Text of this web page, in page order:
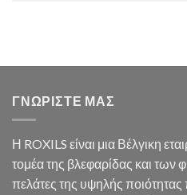
ΓΝΩΡΙΣΤΕ ΜΑΣ
Η ROXILS είναι μια Βέλγικη
τομέα της βλεφαρίδας και των
πελάτες της υψηλής ποιότητας